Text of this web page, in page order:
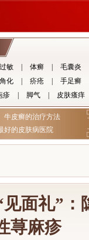
敏 体癣
毛囊炎
化 疥疮
手足癣
疹 脚气 皮肤瘙痒
牛皮癣的治疗方法
好的皮肤病医院
面礼”：
荨麻疹